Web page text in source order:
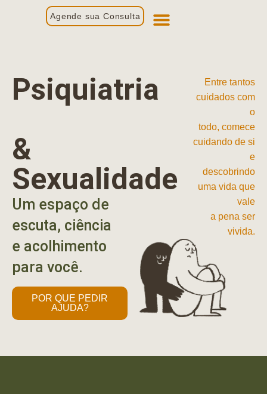
Agende sua Consulta
Psiquiatria
&
Sexualidade
Um espaço de
escuta, ciência
e acolhimento
para você.
POR QUE PEDIR
AJUDA?
Entre tantos
cuidados com
o
todo, comece
cuidando de si
e
descobrindo
uma vida que
vale
a pena ser
vivida.